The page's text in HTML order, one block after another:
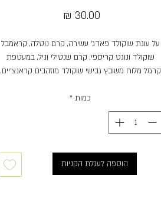
על עוגת שוקולד פאדג' עשירה, קרם נוטלה, קראמבל
שוקולד ונוגט קריספי, קרם שנטילי וניל, במעטפת
קרמל מלוח משובץ גבישי שוקולד מוזהבים קראנצ'יים.
כמות *
הוספה לעגלת הקניות